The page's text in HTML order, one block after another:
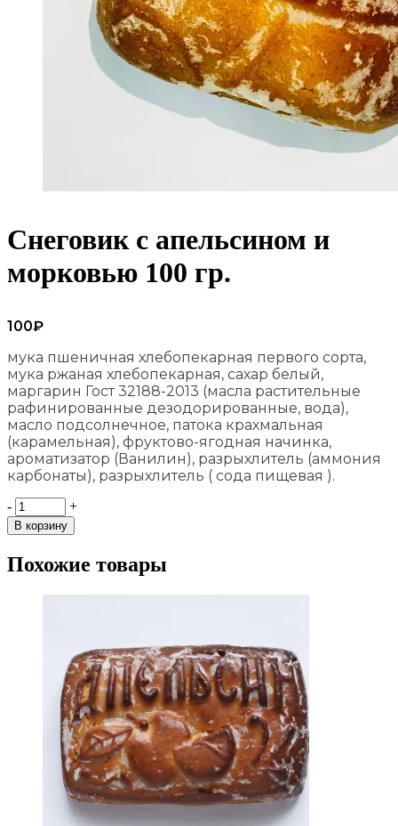
Снеговик с апельсином и
морковью 100 гр.
100₽
мука пшеничная хлебопекарная первого сорта,
мука ржаная хлебопекарная, сахар белый,
маргарин Гост 32188-2013 (масла растительные
рафинированные дезодорированные, вода),
масло подсолнечное, патока крахмальная
(карамельная), фруктово-ягодная начинка,
ароматизатор (Ванилин), разрыхлитель (аммония
карбонаты), разрыхлитель ( сода пищевая ).
Снеговик
с
апельсином
морковью
- +
В корзину
Похожие товары